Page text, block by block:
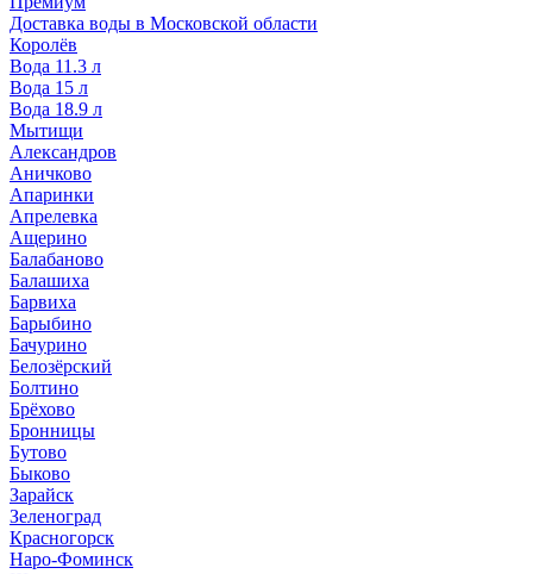
Доставка воды в Московской области
Королёв
Вода 11.3 л
Вода 15 л
Вода 18.9 л
Мытищи
Александров
Аничково
Апаринки
Апрелевка
Ащерино
Балабаново
Балашиха
Барвиха
Барыбино
Бачурино
Белозёрский
Болтино
Брёхово
Бронницы
Бутово
Быково
Зарайск
Зеленоград
Красногорск
Наро-Фоминск